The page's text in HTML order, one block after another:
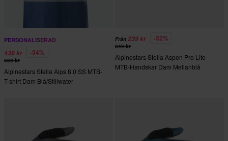
PERSONALISERAD
439 kr -34%
669 kr
Alpinestars Stella Alps 8.0 SS MTB-
T-shirt Dam Blå/Stillwater
Från 239 kr -32%
349 kr
Alpinestars Stella Aspen Pro Lite
MTB-Handskar Dam Mellanblå